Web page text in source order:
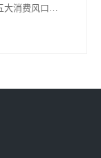
保鲜+合规+绿色+AI+颜值华南包装展2026五大消费风口包装升级全复盘